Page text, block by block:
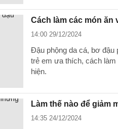
Cách làm các món ăn
14:00 29/12/2024
Đậu phộng da cá, bơ đậu
trẻ em ưa thích, cách
hiện.
Làm thế nào để giảm
14:35 24/12/2024